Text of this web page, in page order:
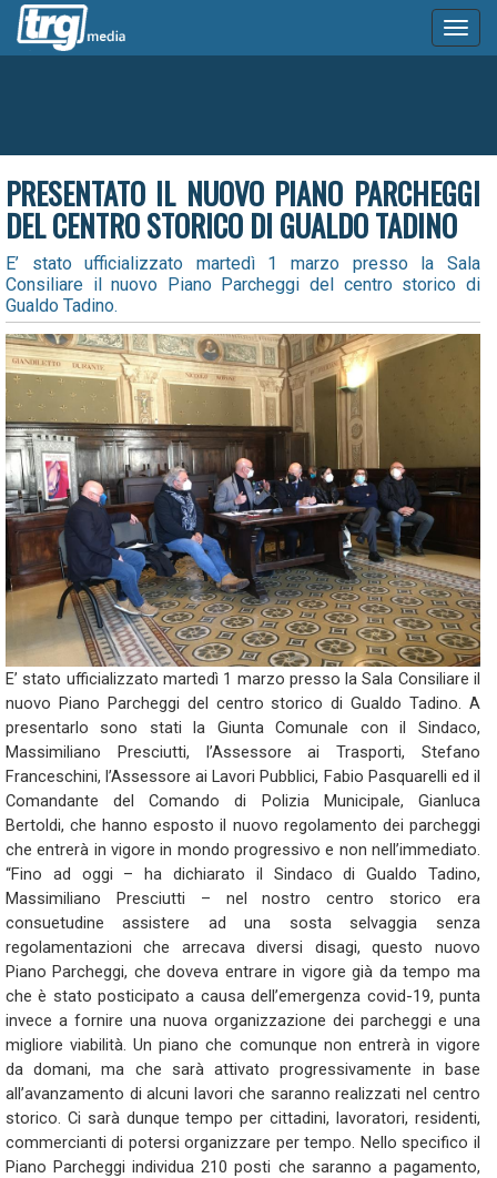
PRESENTATO IL NUOVO PIANO PARCHEGGI
DEL CENTRO STORICO DI GUALDO TADINO
E’ stato ufficializzato martedì 1 marzo presso la Sala
Consiliare il nuovo Piano Parcheggi del centro storico di
Gualdo Tadino.
E’ stato ufficializzato martedì 1 marzo presso la Sala Consiliare il
nuovo Piano Parcheggi del centro storico di Gualdo Tadino. A
presentarlo sono stati la Giunta Comunale con il Sindaco,
Massimiliano Presciutti, l’Assessore ai Trasporti, Stefano
Franceschini, l’Assessore ai Lavori Pubblici, Fabio Pasquarelli ed il
Comandante del Comando di Polizia Municipale, Gianluca
Bertoldi, che hanno esposto il nuovo regolamento dei parcheggi
che entrerà in vigore in mondo progressivo e non nell’immediato.
“Fino ad oggi – ha dichiarato il Sindaco di Gualdo Tadino,
Massimiliano Presciutti – nel nostro centro storico era
consuetudine assistere ad una sosta selvaggia senza
regolamentazioni che arrecava diversi disagi, questo nuovo
Piano Parcheggi, che doveva entrare in vigore già da tempo ma
che è stato posticipato a causa dell’emergenza covid-19, punta
invece a fornire una nuova organizzazione dei parcheggi e una
migliore viabilità. Un piano che comunque non entrerà in vigore
da domani, ma che sarà attivato progressivamente in base
all’avanzamento di alcuni lavori che saranno realizzati nel centro
storico. Ci sarà dunque tempo per cittadini, lavoratori, residenti,
commercianti di potersi organizzare per tempo. Nello specifico il
Piano Parcheggi individua 210 posti che saranno a pagamento,